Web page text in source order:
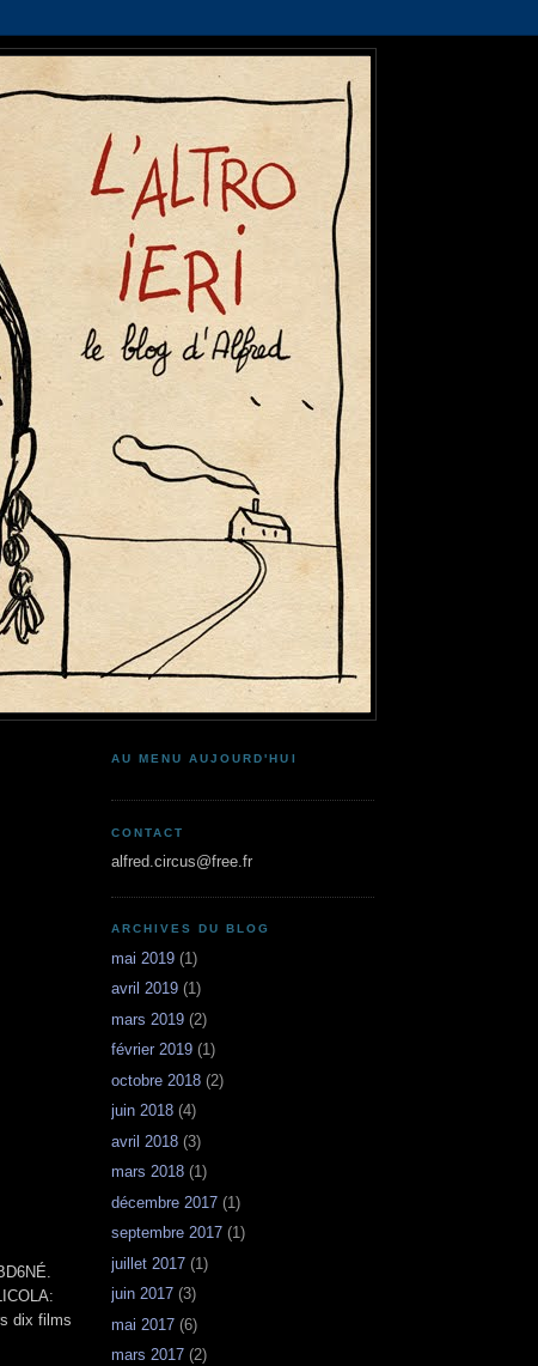
dix films
AU MENU AUJOURD'HUI
CONTACT
alfred.circus@free.fr
ARCHIVES DU BLOG
mai 2019 (1)
avril 2019 (1)
mars 2019 (2)
février 2019 (1)
octobre 2018 (2)
juin 2018 (4)
avril 2018 (3)
mars 2018 (1)
décembre 2017 (1)
septembre 2017 (1)
juillet 2017 (1)
juin 2017 (3)
mai 2017 (6)
mars 2017 (2)